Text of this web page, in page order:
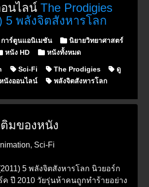
นไลน์ The Prodigies
5 พลังจิตสังหารโลก
าร์ตูนแอนิเมชัน
นิยายวิทยาศาสตร์
หนัง HD
หนังทั้งหมด
Sci-Fi The Prodigies
ดู
นังออนไลน์ พลังจิตสังหารโลก
มของหนัง
Sci-Fi
5 พลังจิตสังหารโลก นิวยอร์ก
ค ปี 2010 วัยรุ่นห้าคนถูกทำร้ายอย่าง